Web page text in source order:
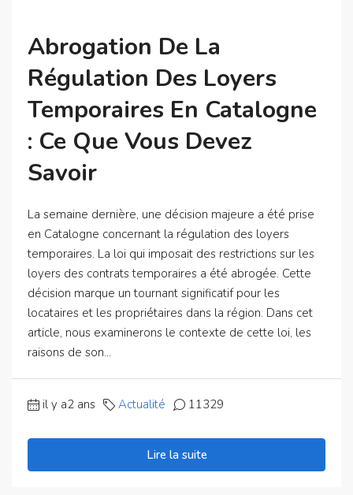
Abrogation De La
Régulation Des Loyers
Temporaires En Catalogne
: Ce Que Vous Devez
Savoir
La semaine dernière, une décision majeure a été prise
en Catalogne concernant la régulation des loyers
temporaires. La loi qui imposait des restrictions sur les
loyers des contrats temporaires a été abrogée. Cette
décision marque un tournant significatif pour les
locataires et les propriétaires dans la région. Dans cet
article, nous examinerons le contexte de cette loi, les
raisons de son...
il y a2 ans Actualité 11329
Lire la suite